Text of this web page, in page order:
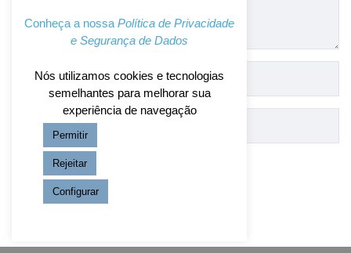
Conheça a nossa Política de Privacidade
e Segurança de Dados
Nós utilizamos cookies e tecnologias
semelhantes para melhorar sua
experiência de navegação
Permitir
Rejeitar
Configurar